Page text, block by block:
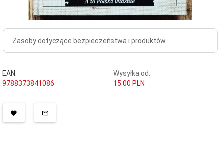
Zasoby dotyczące bezpieczeństwa i produktów
EAN:
9788373841086
Wysyłka od:
15.00 PLN